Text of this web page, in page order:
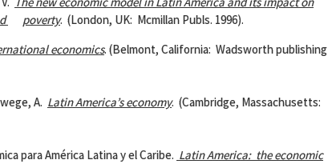
poverty. (London, UK: Mcmillan Publs. 1996).
economics. (Belmont, California: Wadsworth publishing
A. Latin America’s economy. (Cambridge, Massachusetts:
para América Latina y el Caribe. Latin America: the economic